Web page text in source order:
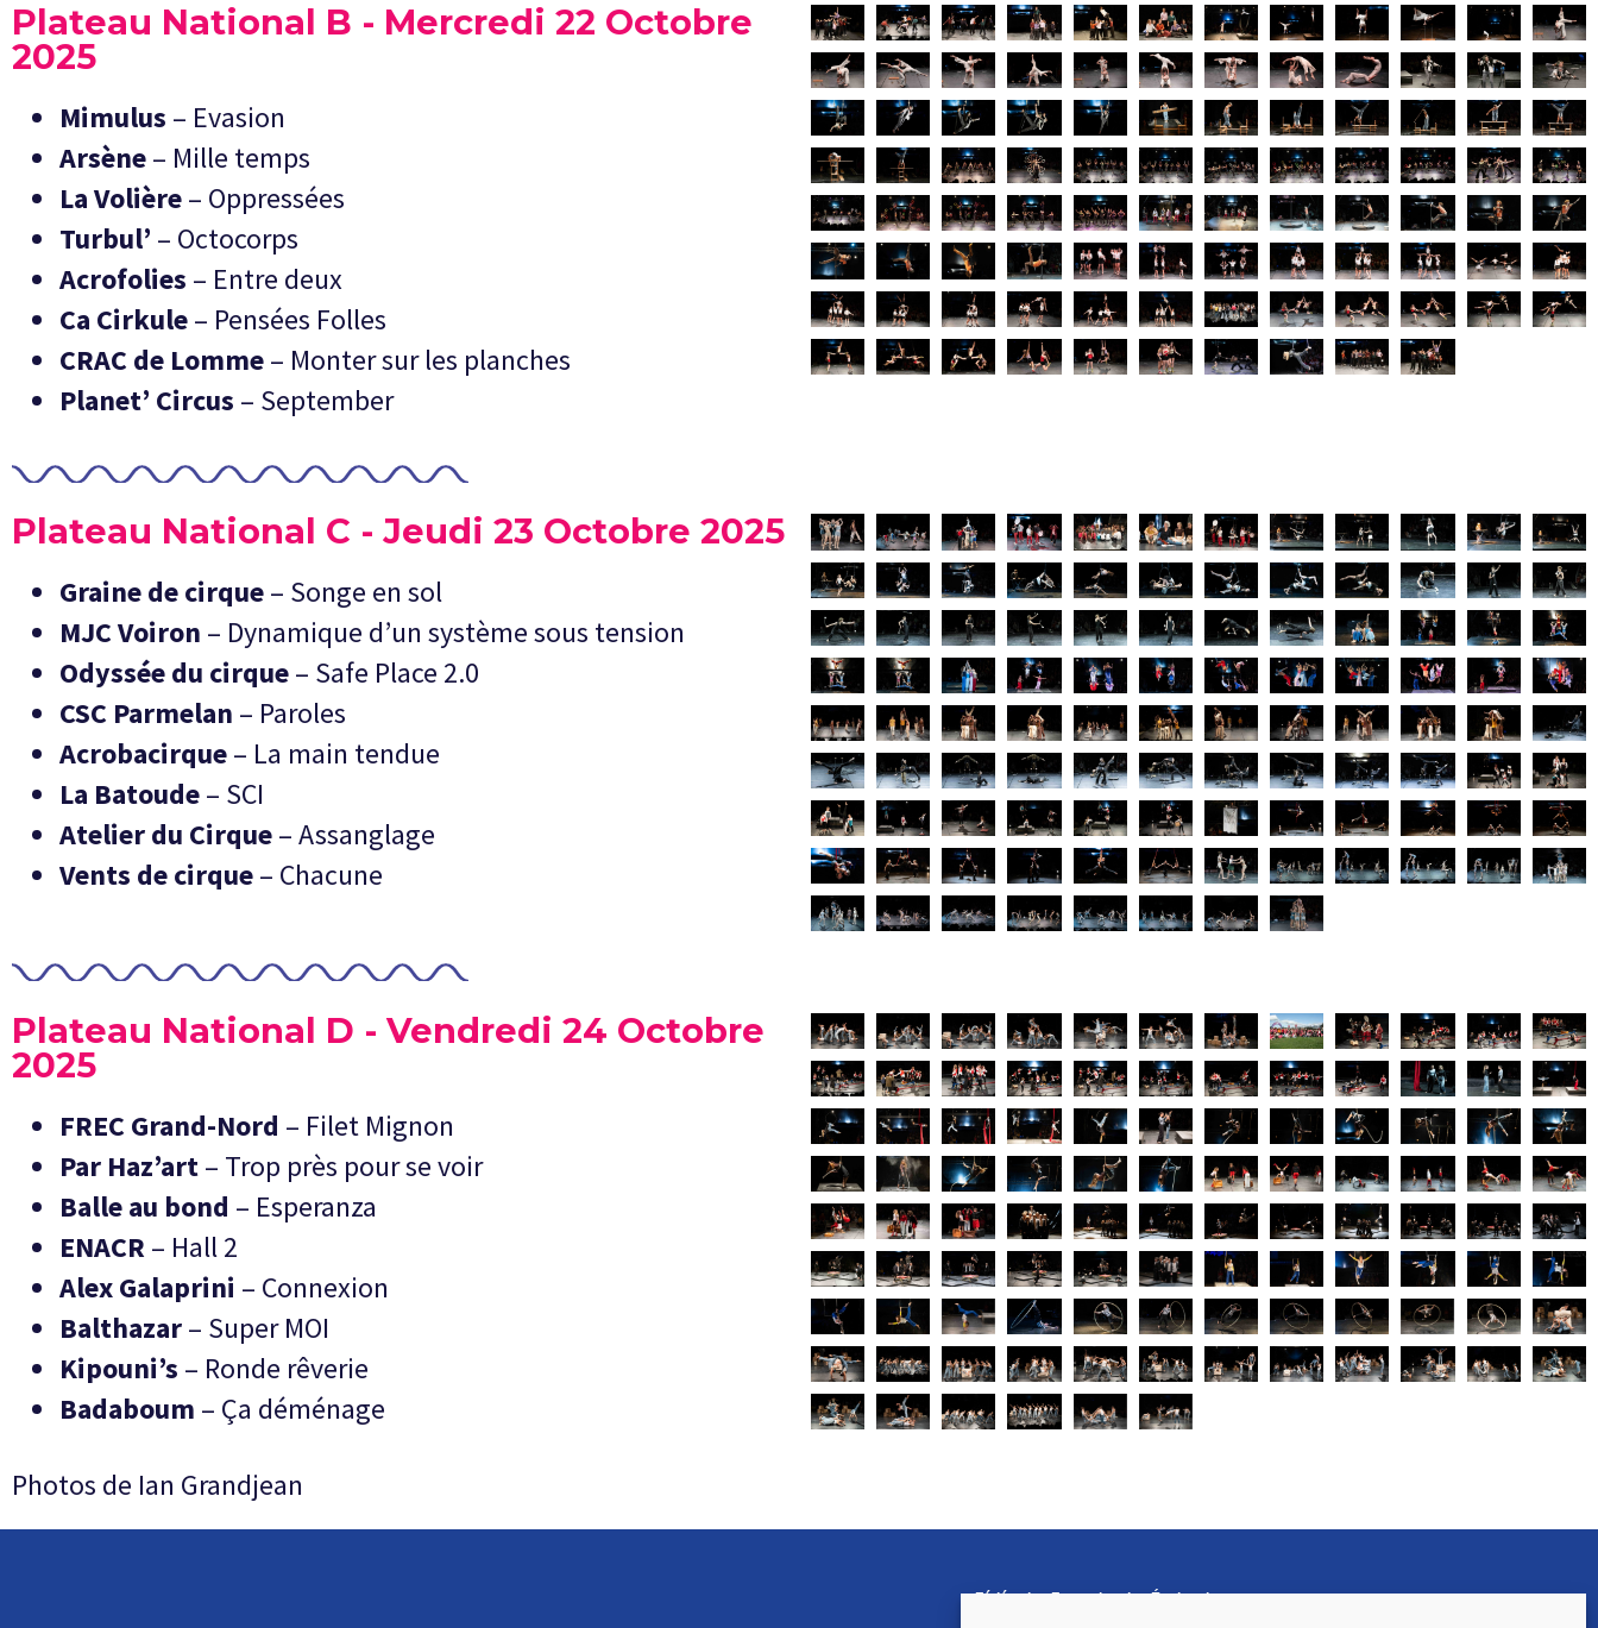
Plateau National B - Mercredi 22 Octobre
2025
Mimulus – Evasion
Arsène– Mille temps
La Volière– Oppressées
Turbul’ – Octocorps
Acrofolies – Entre deux
Ca Cirkule– Pensées Folles
CRAC de Lomme– Monter sur les planches
Planet’ Circus – September
Plateau National C - Jeudi 23 Octobre 2025
Graine de cirque– Songe en sol
MJC Voiron – Dynamique d’un système sous tension
Odyssée du cirque– Safe Place 2.0
CSC Parmelan – Paroles
Acrobacirque– La main tendue
La Batoude– SCI
Atelier du Cirque– Assanglage
Vents de cirque– Chacune
Plateau National D - Vendredi 24 Octobre
2025
FREC Grand-Nord – Filet Mignon
Par Haz’art– Trop près pour se voir
Balle au bond – Esperanza
ENACR– Hall 2
Alex Galaprini – Connexion
Balthazar– Super MOI
Kipouni’s – Ronde rêverie
Badaboum – Ça déménage
Photos de Ian Grandjean
Fédération Française des Écoles de